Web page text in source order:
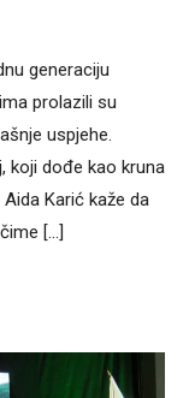
generaciju
prolazili su
uspjehe.
koji dođe kao kruna
Karić kaže da
[…]